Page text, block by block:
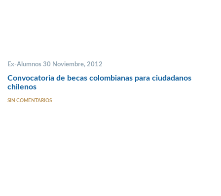
Ex-Alumnos 30 Noviembre, 2012
Convocatoria de becas colombianas para ciudadanos
chilenos
SIN COMENTARIOS